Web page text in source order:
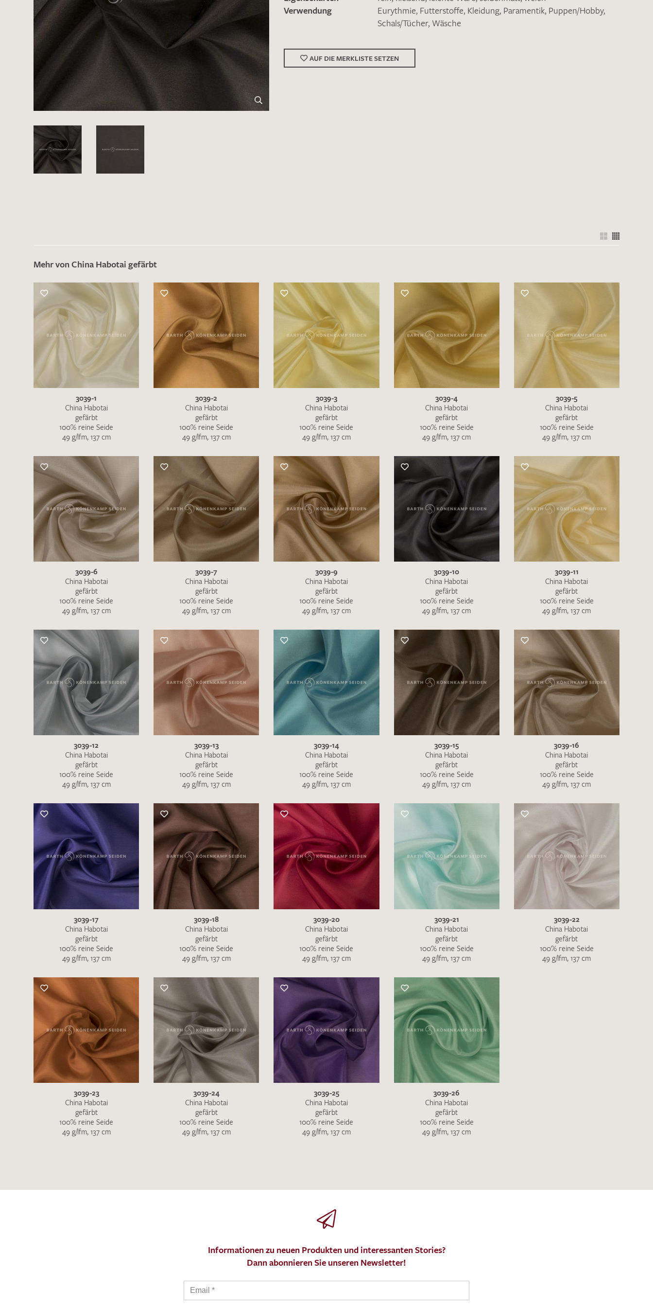
Merkliste / Musteranfrage
Es sind bisher keine Produkte auf Ihrer
Merkliste.
Sollten Sie dennoch eine individuelle
Musteranfrage stellen wollen, vermerken
Sie diese bitte im Feld "Anmerkungen".
IHRE KONTAKTDATEN
Leider ist das Kontaktformular zum aktuellen Zeitpunkt nicht funktionstüchtig. Bitte
schreiben Sie eine E-Mail mit ihren Kontaktdaten direkt aninfo@barth-seiden.de
Wir arbeiten schnellstmöglich an einer Lösung – Danke!
Ich bin damit einverstanden, dass meine angegebenen Daten zur Beantwortung meiner Musteranfrage
MUSTERANFRAGE SENDEN
Verwendung
Eurythmie, Futterstoffe, Kleidung, Paramentik, Puppen/Hobby,
Schals/Tücher, Wäsche
AUF DIE MERKLISTE SETZEN
Mehr von China Habotai gefärbt
3039-1
China Habotai
gefärbt
100% reine Seide
49 g/lfm, 137 cm
3039-2
China Habotai
gefärbt
100% reine Seide
49 g/lfm, 137 cm
3039-3
China Habotai
gefärbt
100% reine Seide
49 g/lfm, 137 cm
3039-4
China Habotai
gefärbt
100% reine Seide
49 g/lfm, 137 cm
3039-5
China Habotai
gefärbt
100% reine Seide
49 g/lfm, 137 cm
3039-6
China Habotai
gefärbt
100% reine Seide
49 g/lfm, 137 cm
3039-7
China Habotai
gefärbt
100% reine Seide
49 g/lfm, 137 cm
3039-9
China Habotai
gefärbt
100% reine Seide
49 g/lfm, 137 cm
3039-10
China Habotai
gefärbt
100% reine Seide
49 g/lfm, 137 cm
3039-11
China Habotai
gefärbt
100% reine Seide
49 g/lfm, 137 cm
3039-12
China Habotai
gefärbt
100% reine Seide
49 g/lfm, 137 cm
3039-13
China Habotai
gefärbt
100% reine Seide
49 g/lfm, 137 cm
3039-14
China Habotai
gefärbt
100% reine Seide
49 g/lfm, 137 cm
3039-15
China Habotai
gefärbt
100% reine Seide
49 g/lfm, 137 cm
3039-16
China Habotai
gefärbt
100% reine Seide
49 g/lfm, 137 cm
3039-17
China Habotai
gefärbt
100% reine Seide
49 g/lfm, 137 cm
3039-18
China Habotai
gefärbt
100% reine Seide
49 g/lfm, 137 cm
3039-20
China Habotai
gefärbt
100% reine Seide
49 g/lfm, 137 cm
3039-21
China Habotai
gefärbt
100% reine Seide
49 g/lfm, 137 cm
3039-22
China Habotai
gefärbt
100% reine Seide
49 g/lfm, 137 cm
3039-23
China Habotai
gefärbt
100% reine Seide
49 g/lfm, 137 cm
3039-24
China Habotai
gefärbt
100% reine Seide
49 g/lfm, 137 cm
3039-25
China Habotai
gefärbt
100% reine Seide
49 g/lfm, 137 cm
3039-26
China Habotai
gefärbt
100% reine Seide
49 g/lfm, 137 cm
Informationen zu neuen Produkten und interessanten Stories?
Dann abonnieren Sie unseren Newsletter!